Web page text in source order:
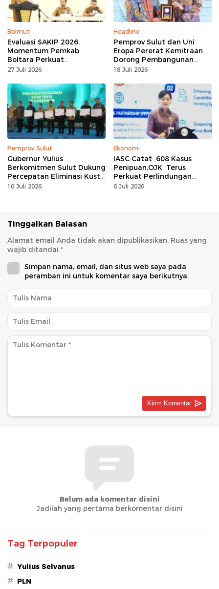
Bolmut
Evaluasi SAKIP 2026,
Momentum Pemkab
Boltara Perkuat
Akuntabilitas dan Kinerja
27 Juli 2026
Headline
Pemprov Sulut dan Uni
Eropa Pererat Kemitraan
Dorong Pembangunan
Berkelanjutan
18 Juli 2026
Pemprov Sulut
Gubernur Yulius
Berkomitmen Sulut Dukung
Percepatan Eliminasi Kusta
dan Hapus Stigma
10 Juli 2026
Ekonomi
IASC Catat 608 Kasus
Penipuan,OJK Terus
Perkuat Perlindungan
Konsumen Dari Ancaman
6 Juli 2026
Tinggalkan Balasan
Alamat email Anda tidak akan dipublikasikan. Ruas yang
wajib ditandai *
Simpan nama, email, dan situs web saya pada
peramban ini untuk komentar saya berikutnya.
Belum ada komentar disini
Jadilah yang pertama berkomentar disini
Tag Terpopuler
# Yulius Selvanus
# PLN